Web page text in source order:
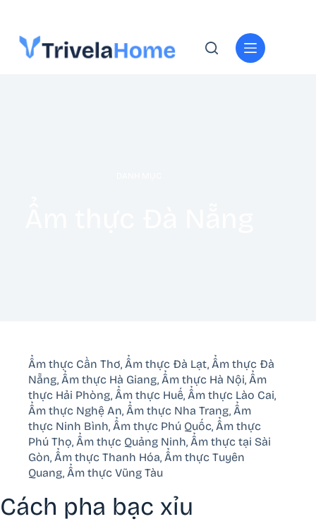
Ẩm thực Cần Thơ, Ẩm thực Đà Lạt, Ẩm thực Đà
Nẵng, Ẩm thực Hà Giang, Ẩm thực Hà Nội, Ẩm
thực Hải Phòng, Ẩm thực Huế, Ẩm thực Lào Cai,
Ẩm thực Nghệ An, Ẩm thực Nha Trang, Ẩm
thực Ninh Bình, Ẩm thực Phú Quốc, Ẩm thực
Phú Thọ, Ẩm thực Quảng Ninh, Ẩm thực tại Sài
Gòn, Ẩm thực Thanh Hóa, Ẩm thực Tuyên
Quang, Ẩm thực Vũng Tàu
Cách pha bạc xỉu